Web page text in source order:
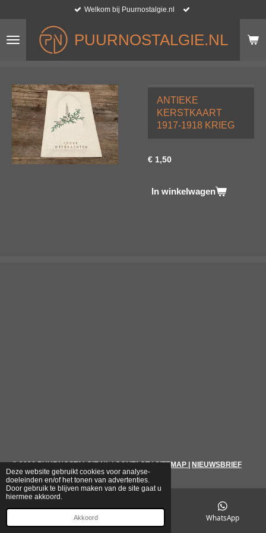
Deze website gebruikt cookies voor analyse-
doeleinden en/of het tonen van advertenties.
Door gebruik te blijven maken van de site gaat u
hiermee akkoord.
Akkoord
naar
hoofdinhoud
PUURNOSTALGIE.NL
Welkom bij Puurnostalgie.nl
ANTIEKE
KERSTKAART
1917-1918 KRIEG
€ 1,50
In winkelwagen
© 2026 PUURNOSTALGIE.NL|CONTACT|SITEMAP NIEUWSBRIEF
WhatsApp